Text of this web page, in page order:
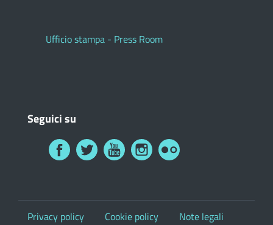
Ufficio stampa - Press Room
Seguici su
Privacy policy Cookie policy Note legali